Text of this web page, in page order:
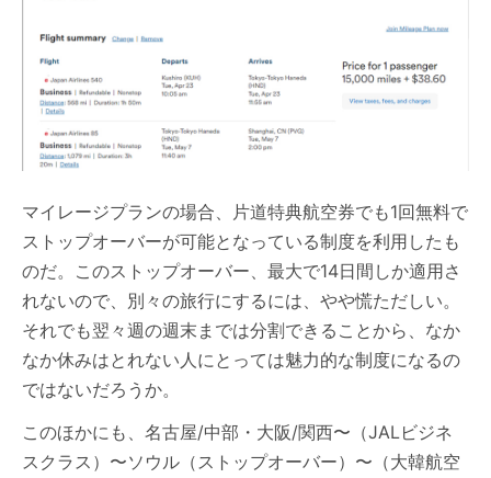
マイレージプランの場合、片道特典航空券でも1回無料で
ストップオーバーが可能となっている制度を利用したも
のだ。このストップオーバー、最大で14日間しか適用さ
れないので、別々の旅行にするには、やや慌ただしい。
それでも翌々週の週末までは分割できることから、なか
なか休みはとれない人にとっては魅力的な制度になるの
ではないだろうか。
このほかにも、名古屋/中部・大阪/関西〜（JALビジネ
スクラス）〜ソウル（ストップオーバー）〜（大韓航空